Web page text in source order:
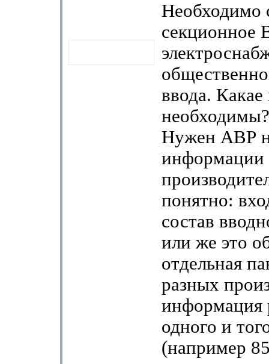
Необходимо
секционное
ввода. Какае
Нужен АВР
информации
понятно:
состав
или же это
отдельная
разных
информация
одного и
(например